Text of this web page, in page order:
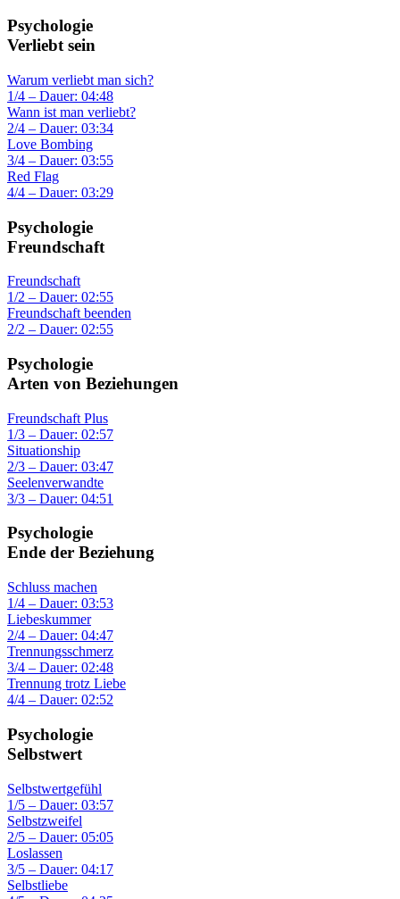
Psychologie
Verliebt sein
Warum verliebt man sich?
1/4 – Dauer: 04:48
Wann ist man verliebt?
2/4 – Dauer: 03:34
Love Bombing
3/4 – Dauer: 03:55
Red Flag
4/4 – Dauer: 03:29
Psychologie
Freundschaft
Freundschaft
1/2 – Dauer: 02:55
Freundschaft beenden
2/2 – Dauer: 02:55
Psychologie
Arten von Beziehungen
Freundschaft Plus
1/3 – Dauer: 02:57
Situationship
2/3 – Dauer: 03:47
Seelenverwandte
3/3 – Dauer: 04:51
Psychologie
Ende der Beziehung
Schluss machen
1/4 – Dauer: 03:53
Liebeskummer
2/4 – Dauer: 04:47
Trennungsschmerz
3/4 – Dauer: 02:48
Trennung trotz Liebe
4/4 – Dauer: 02:52
Psychologie
Selbstwert
Selbstwertgefühl
1/5 – Dauer: 03:57
Selbstzweifel
2/5 – Dauer: 05:05
Loslassen
3/5 – Dauer: 04:17
Selbstliebe